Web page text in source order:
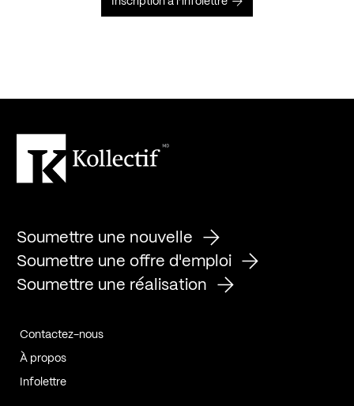
Soumettre une nouvelle
Soumettre une offre d'emploi
Soumettre une réalisation
Contactez-nous
À propos
Infolettre